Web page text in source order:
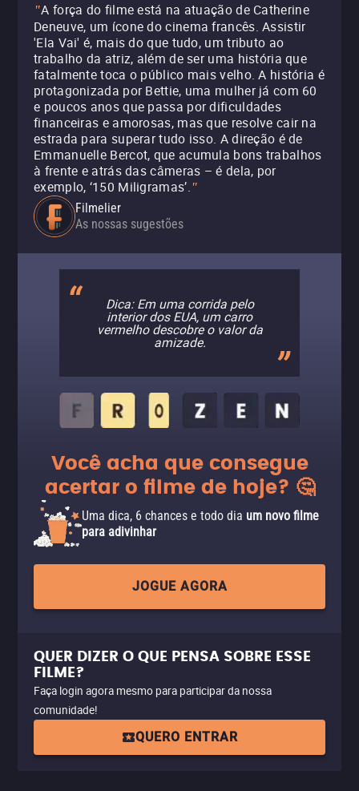
"A força do filme está na atuação de Catherine
Deneuve, um ícone do cinema francês. Assistir
'Ela Vai' é, mais do que tudo, um tributo ao
trabalho da atriz, além de ser uma história que
fatalmente toca o público mais velho. A história é
protagonizada por Bettie, uma mulher já com 60
e poucos anos que passa por dificuldades
financeiras e amorosas, mas que resolve cair na
estrada para superar tudo isso. A direção é de
Emmanuelle Bercot, que acumula bons trabalhos
à frente e atrás das câmeras – é dela, por
exemplo, ‘150 Miligramas’."
Filmelier
As nossas sugestões
Dica: Em uma corrida pelo
interior dos EUA, um carro
vermelho descobre o valor da
amizade.
Você acha que consegue
acertar o filme de hoje? 🤔
Uma dica, 6 chances e todo dia um novo filme
para adivinhar
JOGUE AGORA
QUER DIZER O QUE PENSA SOBRE ESSE
FILME?
Faça login agora mesmo para participar da nossa
comunidade!
QUERO ENTRAR